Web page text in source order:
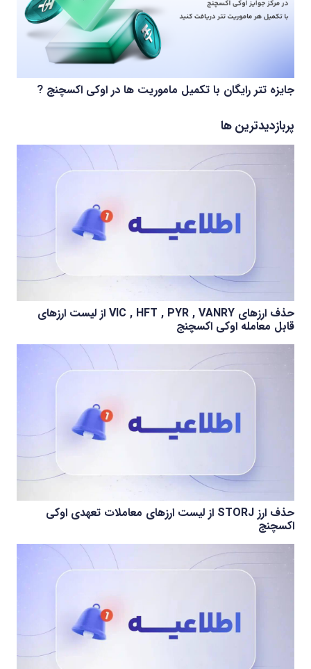
جایزه تتر رایگان با تکمیل ماموریت ها در اوکی اکسچنج ?
پربازدیدترین ها
حذف ارزهای VIC , HFT , PYR , VANRY از لیست ارزهای
قابل معامله اوکی اکسچنج
حذف ارز STORJ از لیست ارزهای معاملات تعهدی اوکی
اکسچنج